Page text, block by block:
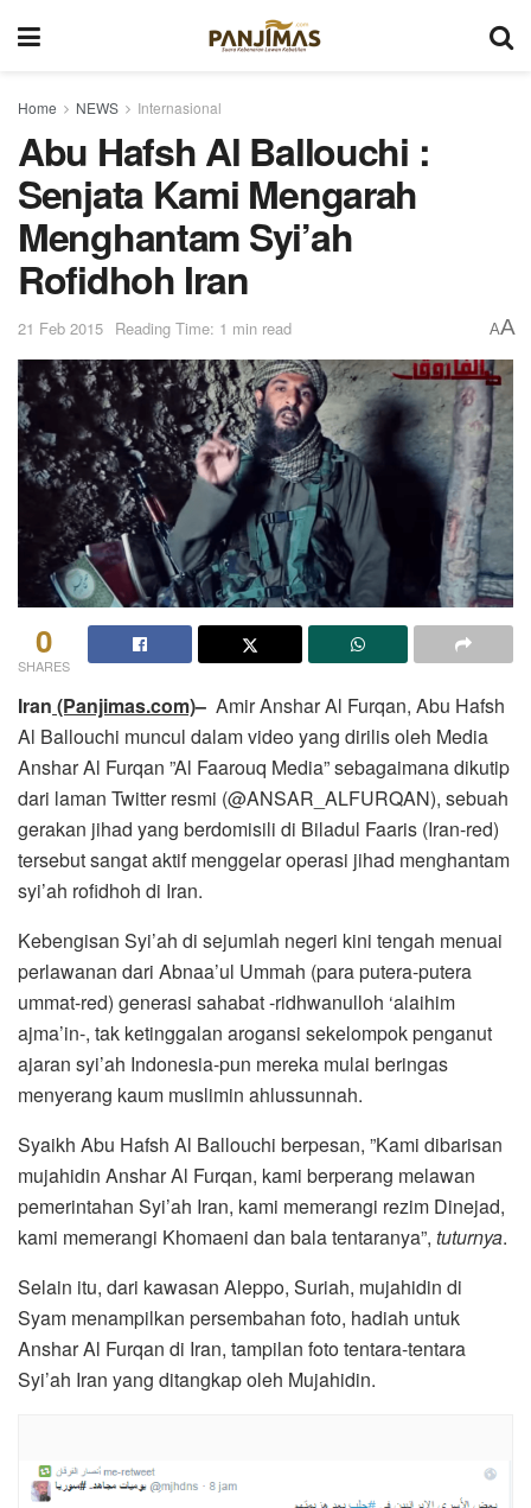
Home NEWS Internasional
Abu Hafsh Al Ballouchi :
Senjata Kami Mengarah
Menghantam Syi’ah
Rofidhoh Iran
21 Feb 2015 Reading Time: 1 min read AA
0
SHARES
Iran (Panjimas.com)– Amir Anshar Al Furqan, Abu Hafsh
Al Ballouchi muncul dalam video yang dirilis oleh Media
Anshar Al Furqan ”Al Faarouq Media” sebagaimana dikutip
dari laman Twitter resmi (@ANSAR_ALFURQAN), sebuah
gerakan jihad yang berdomisili di Biladul Faaris (Iran-red)
tersebut sangat aktif menggelar operasi jihad menghantam
syi’ah rofidhoh di Iran.
Kebengisan Syi’ah di sejumlah negeri kini tengah menuai
perlawanan dari Abnaa’ul Ummah (para putera-putera
ummat-red) generasi sahabat -ridhwanulloh ‘alaihim
ajma’in-, tak ketinggalan arogansi sekelompok penganut
ajaran syi’ah Indonesia-pun mereka mulai beringas
menyerang kaum muslimin ahlussunnah.
Syaikh Abu Hafsh Al Ballouchi berpesan, ”Kami dibarisan
mujahidin Anshar Al Furqan, kami berperang melawan
pemerintahan Syi’ah Iran, kami memerangi rezim Dinejad,
kami memerangi Khomaeni dan bala tentaranya”, tuturnya.
Selain itu, dari kawasan Aleppo, Suriah, mujahidin di
Syam menampilkan persembahan foto, hadiah untuk
Anshar Al Furqan di Iran, tampilan foto tentara-tentara
Syi’ah Iran yang ditangkap oleh Mujahidin.